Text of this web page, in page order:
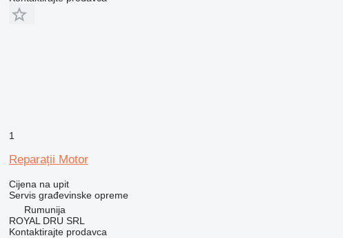
1
Reparații Motor
Cijena na upit
Servis građevinske opreme
Rumunija
ROYAL DRU SRL
Kontaktirajte prodavca